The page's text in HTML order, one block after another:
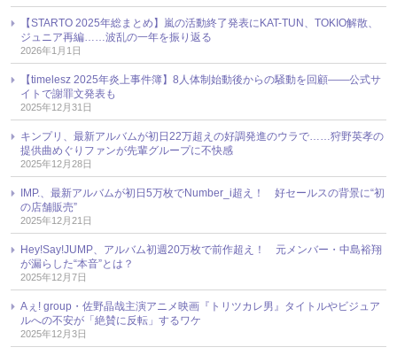
【STARTO 2025年総まとめ】嵐の活動終了発表にKAT-TUN、TOKIO解散、
ジュニア再編……波乱の一年を振り返る
2026年1月1日
【timelesz 2025年炎上事件簿】8人体制始動後からの騒動を回顧――公式サ
イトで謝罪文発表も
2025年12月31日
キンプリ、最新アルバムが初日22万超えの好調発進のウラで……狩野英孝の
提供曲めぐりファンが先輩グループに不快感
2025年12月28日
IMP.、最新アルバムが初日5万枚でNumber_i超え！ 好セールスの背景に“初
の店舗販売”
2025年12月21日
Hey!Say!JUMP、アルバム初週20万枚で前作超え！ 元メンバー・中島裕翔
が漏らした“本音”とは？
2025年12月7日
Aぇ! group・佐野晶哉主演アニメ映画『トリツカレ男』タイトルやビジュア
ルへの不安が「絶賛に反転」するワケ
2025年12月3日